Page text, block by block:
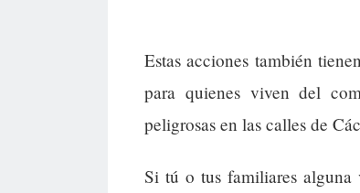
Estas acciones también
para quienes viven del
peligrosas en las calles de
Si tú o tus familiares alguna